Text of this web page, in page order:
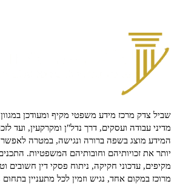
שביל צדק מרכז מידע משפטי מקיף ומעודכן
מדיני עבודה ועסקים, דרך נדל"ן ומקרקעין, ועד
המידע מוצג בשפה ברורה ונגישה, במטרה לאפשר
יותר את זכויותיהם וחובותיהם המשפטיות.
מקיפים, עדכוני חקיקה, ניתוח פסקי דין חשובים
מרוכז במקום אחד, נגיש וזמין לכל מתעניין